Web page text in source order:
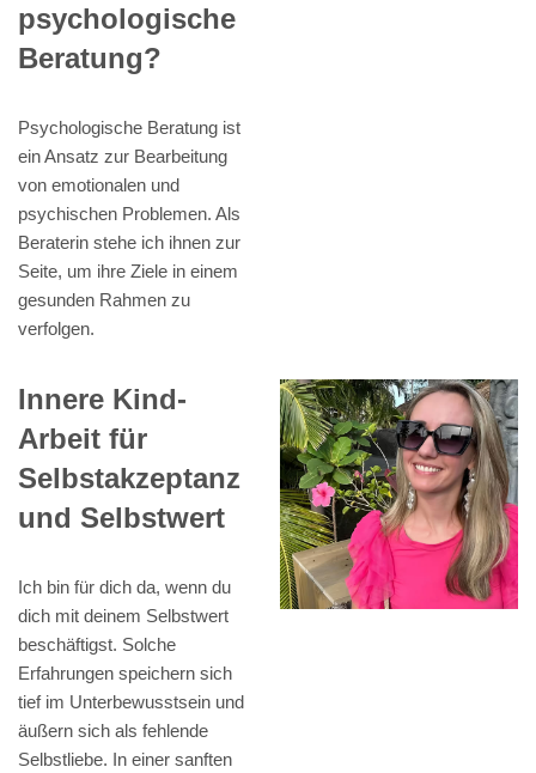
psychologische
Beratung?
Psychologische Beratung ist
ein Ansatz zur Bearbeitung
von emotionalen und
psychischen Problemen. Als
Beraterin stehe ich ihnen zur
Seite, um ihre Ziele in einem
gesunden Rahmen zu
verfolgen.
Innere Kind-
Arbeit für
Selbstakzeptanz
und Selbstwert
Ich bin für dich da, wenn du
dich mit deinem Selbstwert
beschäftigst. Solche
Erfahrungen speichern sich
tief im Unterbewusstsein und
äußern sich als fehlende
Selbstliebe. In einer sanften